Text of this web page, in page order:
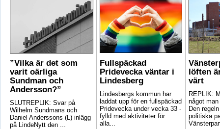
”Vilka är det som
varit oärliga
Sundman och
Andersson?”
SLUTREPLIK: Svar på
Wilhelm Sundmans och
Daniel Anderssons (L) inlägg
på LindeNytt den ...
Fullspäckad
Pridevecka väntar i
Lindesberg
Lindesbergs kommun har
laddat upp för en fullspäckad
Pridevecka under vecka 33 -
fylld med aktiviteter för
alla...
löften
värt
REPLIK:
något
Den
politiska